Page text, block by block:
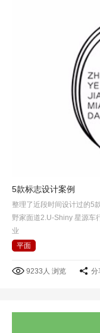
5款标志设计案例
整理了近段时间设计过的5
野家面道2.U-Shiny 星源车
业
平面
9233人 浏览 分